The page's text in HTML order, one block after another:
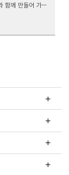
가정양립추진단)7.pdf